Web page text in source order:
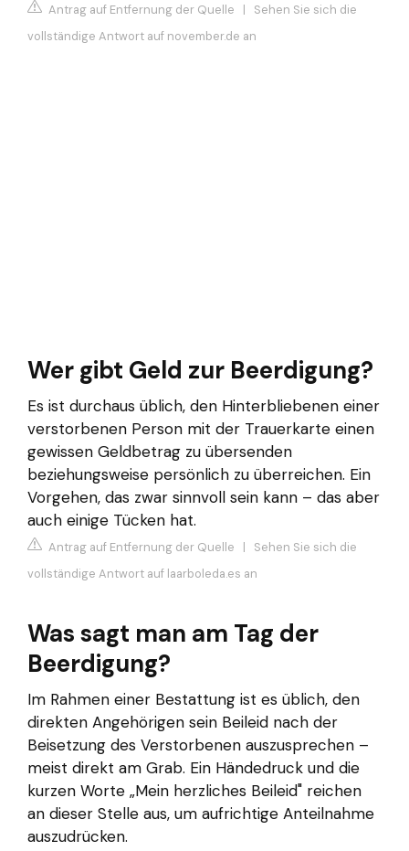
Antrag auf Entfernung der Quelle | Sehen Sie sich die
vollständige Antwort auf november.de an
Wer gibt Geld zur Beerdigung?
Es ist durchaus üblich, den Hinterbliebenen einer
verstorbenen Person mit der Trauerkarte einen
gewissen Geldbetrag zu übersenden
beziehungsweise persönlich zu überreichen. Ein
Vorgehen, das zwar sinnvoll sein kann – das aber
auch einige Tücken hat.
Antrag auf Entfernung der Quelle | Sehen Sie sich die
vollständige Antwort auf laarboleda.es an
Was sagt man am Tag der
Beerdigung?
Im Rahmen einer Bestattung ist es üblich, den
direkten Angehörigen sein Beileid nach der
Beisetzung des Verstorbenen auszusprechen –
meist direkt am Grab. Ein Händedruck und die
kurzen Worte „Mein herzliches Beileid" reichen
an dieser Stelle aus, um aufrichtige Anteilnahme
auszudrücken.